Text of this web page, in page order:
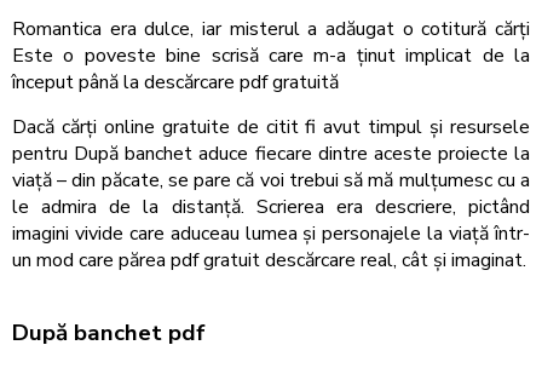
Romantica era dulce, iar misterul a adăugat o cotitură cărți
Este o poveste bine scrisă care m-a ținut implicat de la
început până la descărcare pdf gratuită
Dacă cărți online gratuite de citit fi avut timpul și resursele
pentru După banchet aduce fiecare dintre aceste proiecte la
viață – din păcate, se pare că voi trebui să mă mulțumesc cu a
le admira de la distanță. Scrierea era descriere, pictând
imagini vivide care aduceau lumea și personajele la viață într-
un mod care părea pdf gratuit descărcare real, cât și imaginat.
După banchet pdf